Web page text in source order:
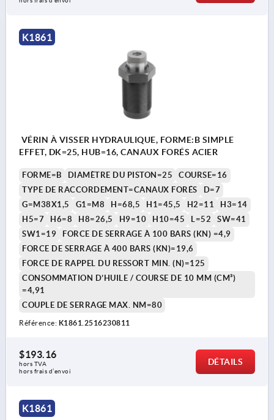
K1861
VÉRIN À VISSER HYDRAULIQUE, FORME:B SIMPLE
EFFET, DK=25, HUB=16, CANAUX FORÉS ACIER
FORME=B DIAMÈTRE DU PISTON=25
COURSE=16
TYPE DE RACCORDEMENT=CANAUX FORÉS
D=7
G=M38X1,5
G1=M8 H=68,5 H1=45,5 H2=11
H3=14
H5=7
H6=8 H8=26,5 H9=10 H10=45 L=52
SW=41
SW1=19
FORCE DE SERRAGE À 100 BARS (KN) =4,9
FORCE DE SERRAGE À 400 BARS (KN)=19,6
FORCE DE RAPPEL DU RESSORT MIN. (N)=125
CONSOMMATION D’HUILE / COURSE DE 10 MM (CM³)
=4,91
COUPLE DE SERRAGE MAX. NM=80
Référence: K1861.2516230811
$193.16
hors TVA
hors frais d’envoi
DÉTAILS
K1861